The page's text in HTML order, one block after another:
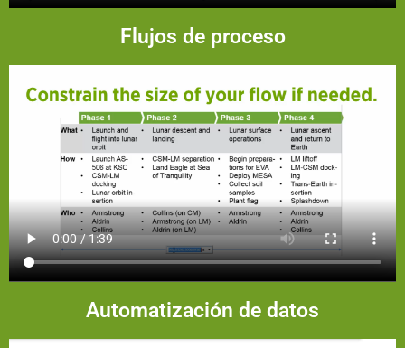
Flujos de proceso
Automatización de datos